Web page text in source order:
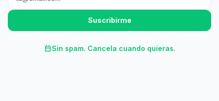
Suscribirme
calendar_monthSin spam. Cancela cuando quieras.